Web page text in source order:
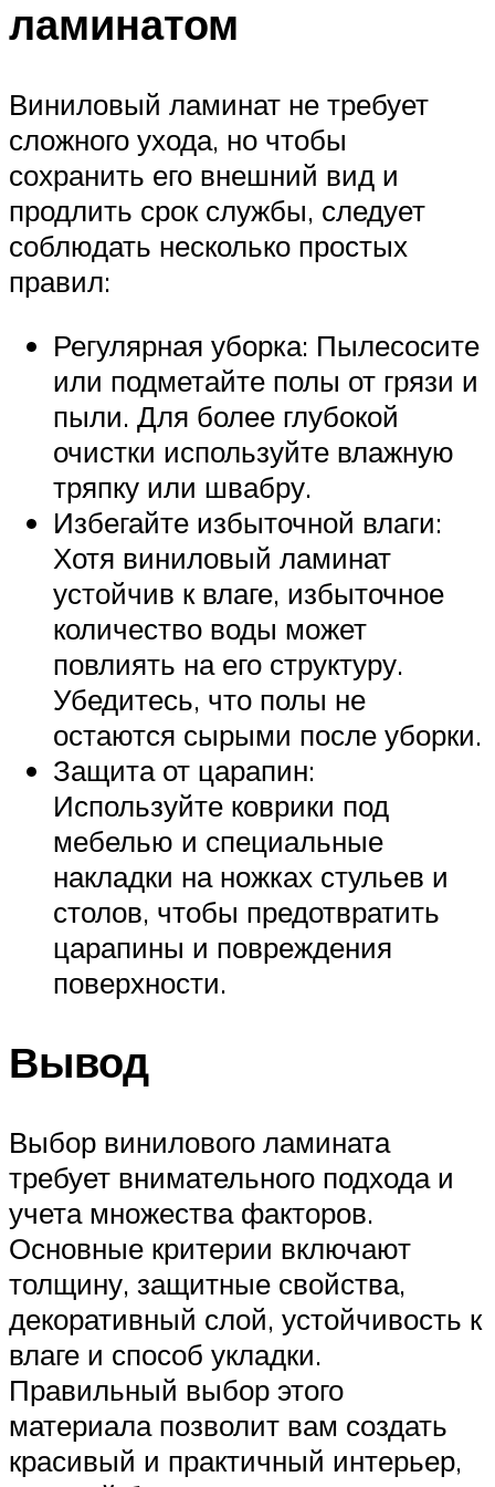
ламинатом
Виниловый ламинат не требует
сложного ухода, но чтобы
сохранить его внешний вид и
продлить срок службы, следует
соблюдать несколько простых
правил:
Регулярная уборка: Пылесосите
или подметайте полы от грязи и
пыли. Для более глубокой
очистки используйте влажную
тряпку или швабру.
Избегайте избыточной влаги:
Хотя виниловый ламинат
устойчив к влаге, избыточное
количество воды может
повлиять на его структуру.
Убедитесь, что полы не
остаются сырыми после уборки.
Защита от царапин:
Используйте коврики под
мебелью и специальные
накладки на ножках стульев и
столов, чтобы предотвратить
царапины и повреждения
поверхности.
Вывод
Выбор винилового ламината
требует внимательного подхода и
учета множества факторов.
Основные критерии включают
толщину, защитные свойства,
декоративный слой, устойчивость к
влаге и способ укладки.
Правильный выбор этого
материала позволит вам создать
красивый и практичный интерьер,